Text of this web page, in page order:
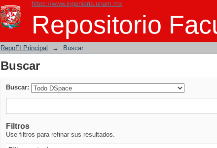
https://www.ingenieria.unam.mx
Repositorio
Buscar
RepoFI Principal → Buscar
Buscar
Buscar:
Filtros
Use filtros para refinar sus resultados.